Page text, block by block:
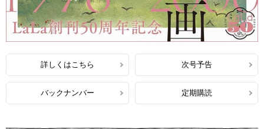
詳しくはこちら 次号予告
バックナンバー 定期購読